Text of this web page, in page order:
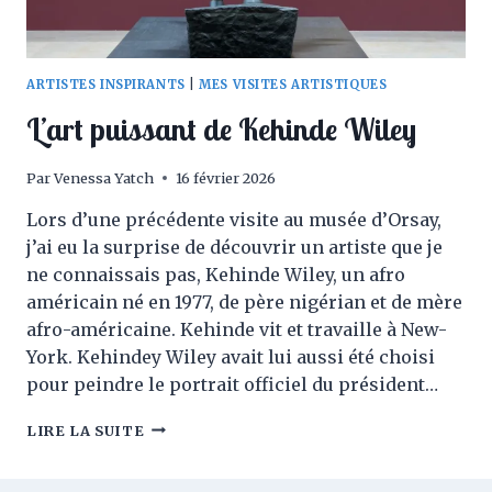
ARTISTES INSPIRANTS |MES VISITES ARTISTIQUES
L’art puissant de Kehinde Wiley
ParVenessa Yatch 16 février 2026
Lors d’une précédente visite au musée d’Orsay,
j’ai eu la surprise de découvrir un artiste que je
ne connaissais pas, Kehinde Wiley, un afro
américain né en 1977, de père nigérian et de mère
afro-américaine. Kehinde vit et travaille à New-
York. Kehindey Wiley avait lui aussi été choisi
pour peindre le portrait officiel du président…
LIRE LA SUITE L’ART